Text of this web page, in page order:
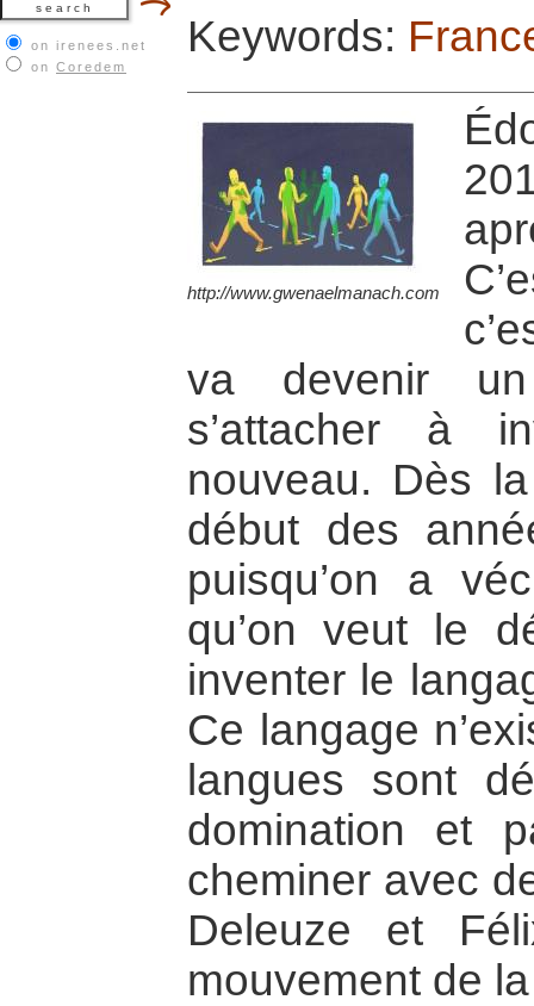
on irenees.net
on Coredem
Keywords:
http://www.gwenaelmanach.com
va devenir
s’attacher à
nouveau. Dès
début des
puisqu’on a
qu’on veut le
inventer le
Ce langage
langues sont
domination et
cheminer avec
Deleuze et
mouvement de